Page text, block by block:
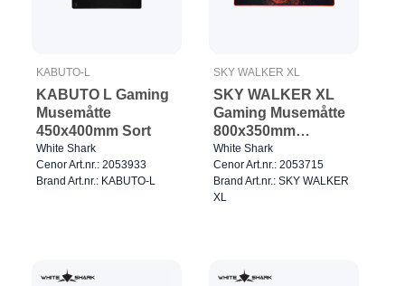
KABUTO-L
KABUTO L Gaming
Musemåtte
450x400mm Sort
White Shark
Cenor Art.nr.: 2053933
Brand Art.nr.: KABUTO-L
SKY WALKER XL
SKY WALKER XL
Gaming Musemåtte
800x350mm
Sort/Rød
White Shark
Cenor Art.nr.: 2053715
Brand Art.nr.: SKY WALKER
XL